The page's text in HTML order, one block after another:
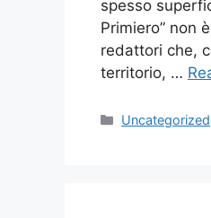
spesso
Primiero” non
redattori che,
territorio, …
Categories
Uncategorized